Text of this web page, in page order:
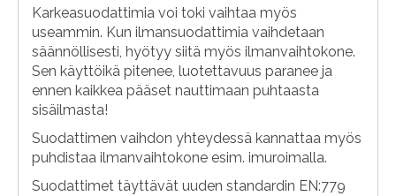
Karkeasuodattimia voi toki vaihtaa myös
useammin. Kun ilmansuodattimia vaihdetaan
säännöllisesti, hyötyy siitä myös ilmanvaihtokone.
Sen käyttöikä pitenee, luotettavuus paranee ja
ennen kaikkea pääset nauttimaan puhtaasta
sisäilmasta!
Suodattimen vaihdon yhteydessä kannattaa myös
puhdistaa ilmanvaihtokone esim. imuroimalla.
Suodattimet täyttävät uuden standardin EN:779